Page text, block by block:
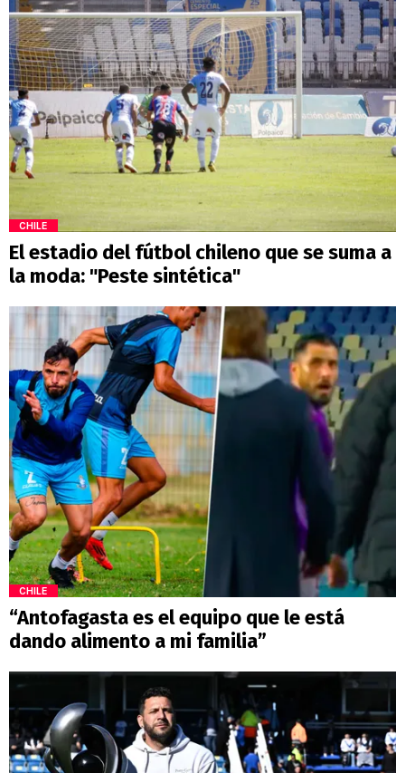
CHILE
El estadio del fútbol chileno que se suma a
la moda: "Peste sintética"
CHILE
“Antofagasta es el equipo que le está
dando alimento a mi familia”